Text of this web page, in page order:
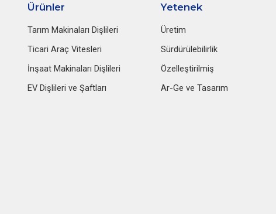
Ürünler
Tarım Makinaları Dişlileri
Ticari Araç Vitesleri
İnşaat Makinaları Dişlileri
EV Dişlileri ve Şaftları
Yetenek
Üretim
Sürdürülebilirlik
Özelleştirilmiş
Ar-Ge ve Tasarım